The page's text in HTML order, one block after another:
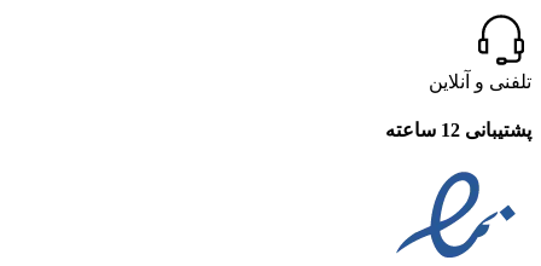
تلفنی و آنلاین
پشتیبانی 12 ساعته